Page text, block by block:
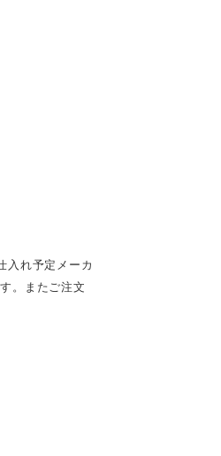
入れ予定メーカ
。またご注文